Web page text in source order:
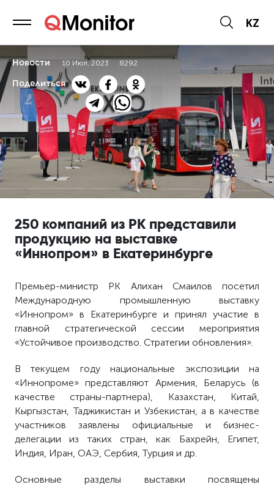
KZ
Новости 10 Июл, 2023 8292
Поделиться
250 компаний из РК представили
продукцию на выставке
«Иннопром» в Екатеринбурге
Премьер-министр РК Алихан Смаилов посетил
Международную промышленную выставку
«Иннопром» в Екатеринбурге и принял участие в
главной стратегической сессии мероприятия
«Устойчивое производство. Стратегии обновления».
В текущем году национальные экспозиции на
«Иннопроме» представляют Армения, Беларусь (в
качестве страны-партнера), Казахстан, Китай,
Кыргызстан, Таджикистан и Узбекистан, а в качестве
участников заявлены официальные и бизнес-
делегации из таких стран, как Бахрейн, Египет,
Индия, Иран, ОАЭ, Сербия, Турция и др.
Основные разделы выставки посвящены